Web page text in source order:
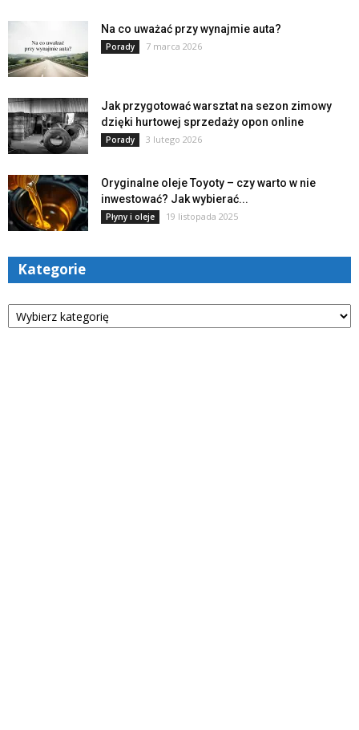
Na co uważać przy wynajmie auta?
Porady 7 marca 2026
Jak przygotować warsztat na sezon zimowy
dzięki hurtowej sprzedaży opon online
Porady 3 lutego 2026
Oryginalne oleje Toyoty – czy warto w nie
inwestować? Jak wybierać...
Płyny i oleje 19 listopada 2025
Kategorie
Kategorie